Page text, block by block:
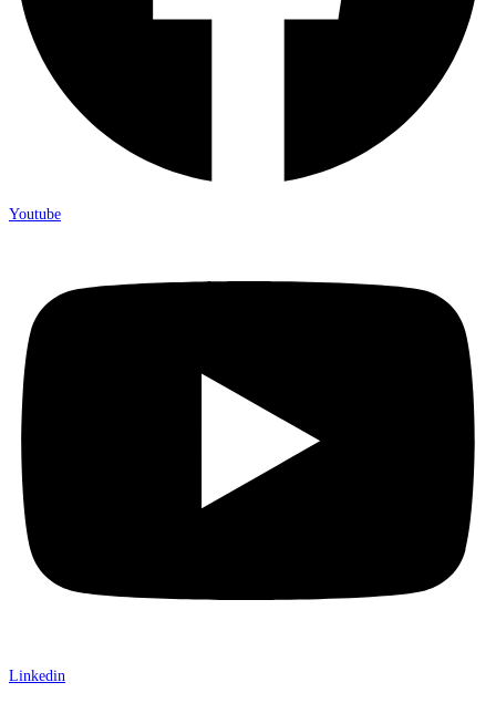
Youtube
Linkedin